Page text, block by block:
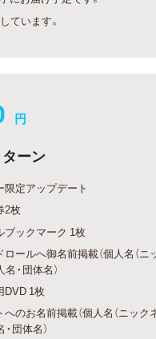
ています。
円
ーン
限定アップデート
2枚
ブックマーク 1枚
ールへ御名前掲載（個人名（ニ
名・団体名）
DVD 1枚
のお名前掲載（個人名（ニック
・団体名）